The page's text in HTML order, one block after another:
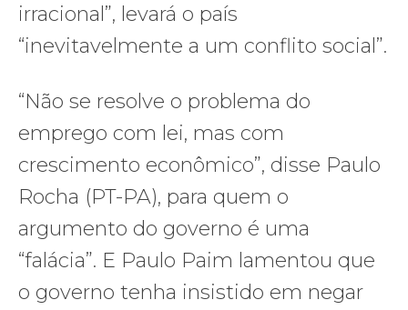
irracional”, levará o país
“inevitavelmente a um conflito social”.
“Não se resolve o problema do
emprego com lei, mas com
crescimento econômico”, disse Paulo
Rocha (PT-PA), para quem o
argumento do governo é uma
“falácia”. E Paulo Paim lamentou que
o governo tenha insistido em negar